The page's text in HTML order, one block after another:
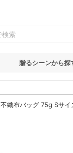
贈るシーンから探
不織布バッグ 75g Sサイ